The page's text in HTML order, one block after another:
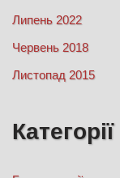
Липень 2022
Червень 2018
Листопад 2015
Категорії